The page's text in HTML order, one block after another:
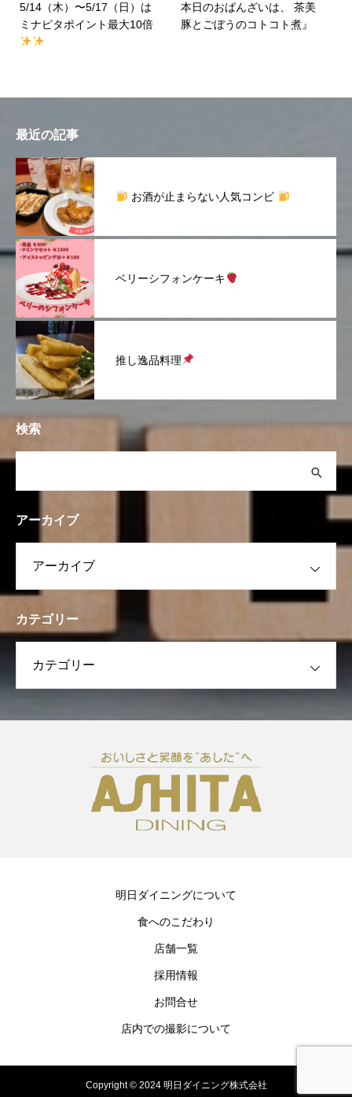
5/14（木）〜5/17（日）は
ミナピタポイント最大10倍
本日のおばんざいは、 茶美
豚とごぼうのコトコト煮』
最近の記事
お酒が止まらない人気コンビ
ベリーシフォンケーキ
推し逸品料理
検索
アーカイブ
カテゴリー
明日ダイニングについて
食へのこだわり
店舗一覧
採用情報
お問合せ
店内での撮影について
Copyright © 2024 明日ダイニング株式会社